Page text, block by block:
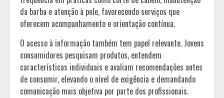
da barba e atenção à pele, favorecendo serviços que
oferecem acompanhamento e orientação contínua.
O acesso à informação também tem papel relevante. Jovens
consumidores pesquisam produtos, entendem
características individuais e avaliam recomendações antes
de consumir, elevando o nível de exigência e demandando
comunicação mais objetiva por parte dos profissionais.